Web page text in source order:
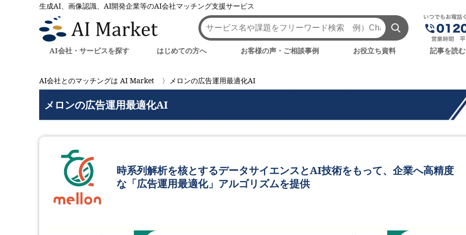
生成AI、画像認識、AI開発企業等のAI会社マッチング支援サービス
AI会社・サービスを探す はじめての方へ お客様の声・ご相談事例 お役立ち資料 記事を読む
AI会社とのマッチングは AI Market メロンの広告運用最適化AI
メロンの広告運用最適化AI
時系列解析を核とするデータサイエンスとAI技術をもって、企業へ高精度
な「広告運用最適化」アルゴリズムを提供